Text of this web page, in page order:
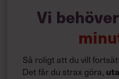
Vi
Så roligt att du vill
Det får du strax göra,